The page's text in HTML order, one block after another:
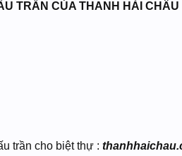
TRẦN CỦA THANH HẢI CHÂU
trần cho biệt thự :